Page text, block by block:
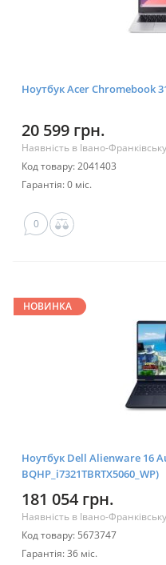
Ноутбук Acer Chromebook
20 599 грн.
Наявність в Івано-
Код товару: 2041403
Гарантія: 0 міс.
0
НОВИНКА
Ноутбук Dell Alienware 16
BQHP_i7321TBRTX5060_WP)
181 054 грн.
Наявність в Івано-
Код товару: 5673747
Гарантія: 36 міс.